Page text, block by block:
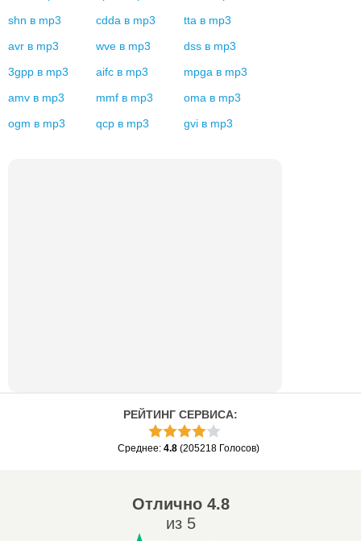
shn в mp3 cdda в mp3 tta в mp3
avr в mp3 wve в mp3 dss в mp3
3gpp в mp3 aifc в mp3 mpga в mp3
amv в mp3 mmf в mp3 oma в mp3
ogm в mp3 qcp в mp3 gvi в mp3
РЕЙТИНГ СЕРВИСА:
Среднее: 4.8 (205218 Голосов)
Отлично4.8
из 5